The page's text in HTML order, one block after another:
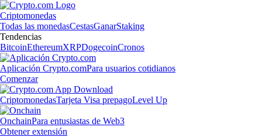
Criptomonedas
Todas las monedasCestasGanarStaking
Tendencias
BitcoinEthereumXRPDogecoinCronos
Aplicación Crypto.comPara usuarios cotidianos
Comenzar
CriptomonedasTarjeta Visa prepagoLevel Up
OnchainPara entusiastas de Web3
Obtener extensión